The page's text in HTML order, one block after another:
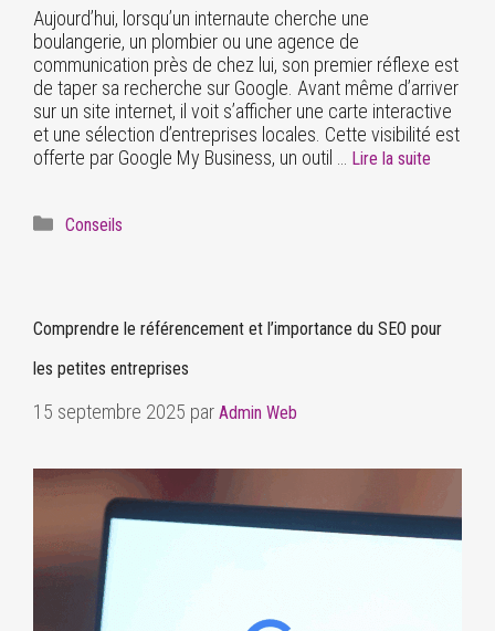
Aujourd’hui, lorsqu’un internaute cherche une
boulangerie, un plombier ou une agence de
communication près de chez lui, son premier réflexe est
de taper sa recherche sur Google. Avant même d’arriver
sur un site internet, il voit s’afficher une carte interactive
et une sélection d’entreprises locales. Cette visibilité est
offerte par Google My Business, un outil …
Lire la suite
Conseils
Comprendre le référencement et l’importance du SEO pour
les petites entreprises
15 septembre 2025 par Admin Web